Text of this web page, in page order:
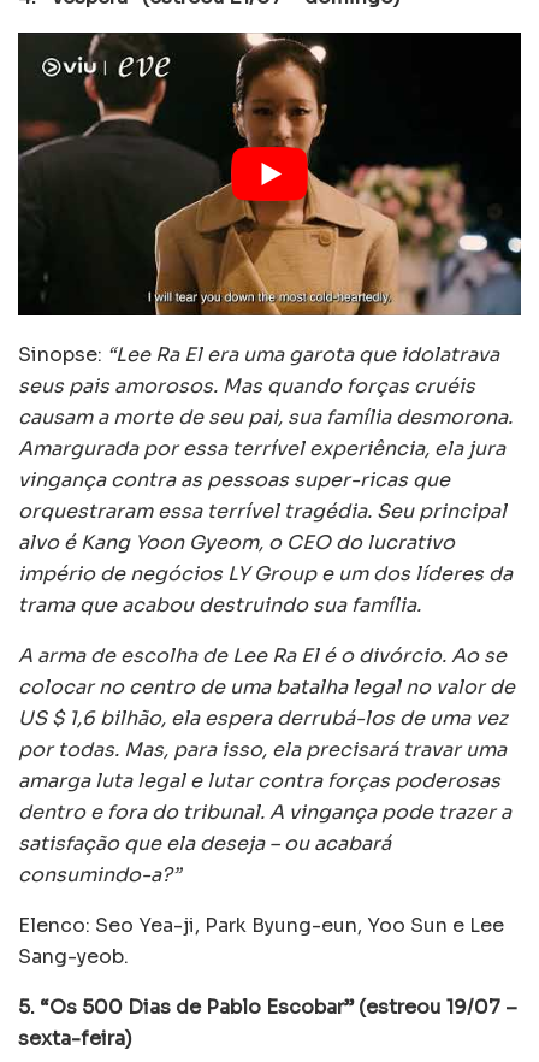
Sinopse: “Lee Ra El era uma garota que idolatrava
seus pais amorosos. Mas quando forças cruéis
causam a morte de seu pai, sua família desmorona.
Amargurada por essa terrível experiência, ela jura
vingança contra as pessoas super-ricas que
orquestraram essa terrível tragédia. Seu principal
alvo é Kang Yoon Gyeom, o CEO do lucrativo
império de negócios LY Group e um dos líderes da
trama que acabou destruindo sua família.
A arma de escolha de Lee Ra El é o divórcio. Ao se
colocar no centro de uma batalha legal no valor de
US $ 1,6 bilhão, ela espera derrubá-los de uma vez
por todas. Mas, para isso, ela precisará travar uma
amarga luta legal e lutar contra forças poderosas
dentro e fora do tribunal. A vingança pode trazer a
satisfação que ela deseja – ou acabará
consumindo-a?”
Elenco: Seo Yea-ji, Park Byung-eun, Yoo Sun e Lee
Sang-yeob.
5. “Os 500 Dias de Pablo Escobar” (estreou 19/07 –
sexta-feira)